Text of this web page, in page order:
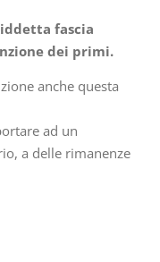
fascia
dei primi.
anche questa
ad un
a delle rimanenze